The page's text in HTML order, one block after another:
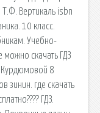
Т.Ф. Вертикаль isbn
10 класс.
Учебно-
скачать ГДЗ
Курдюмовой 8
зинин. где скачать
ГДЗ.